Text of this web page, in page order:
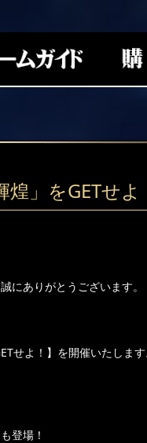
」をGETせよ
にありがとうございます。
せよ！】を開催いたしま
登場！